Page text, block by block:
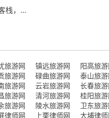
栈，...
旅游网 镇远旅游网 阳高旅游
旅游网 碌曲旅游网 泰山旅游
旅游网 云岩旅游网 长春旅游
旅游网 清河旅游网 桂阳旅游
旅游网 陵水旅游网 卫东旅游
律师网 上栗律师网 大埔律师